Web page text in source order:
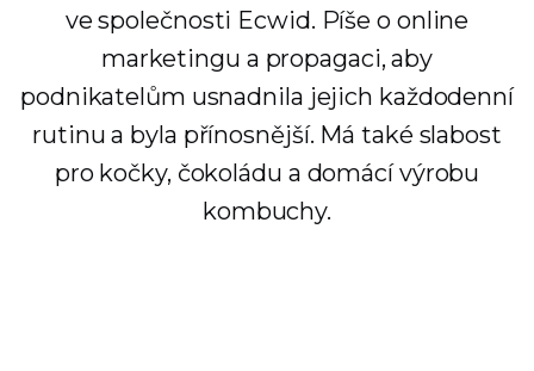
ve společnosti Ecwid. Píše o online
marketingu a propagaci, aby
podnikatelům usnadnila jejich každodenní
rutinu a byla přínosnější. Má také slabost
pro kočky, čokoládu a domácí výrobu
kombuchy.